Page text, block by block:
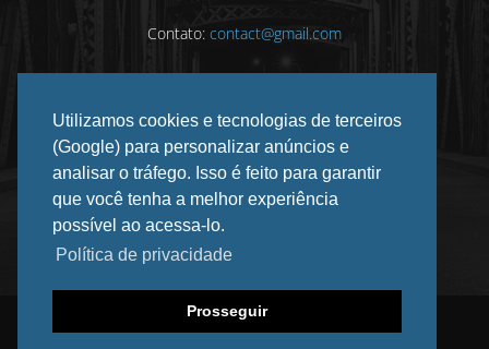
Utilizamos cookies e tecnologias de terceiros
(Google) para personalizar anúncios e
analisar o tráfego. Isso é feito para garantir
que você tenha a melhor experiência
possível ao acessa-lo.
Política de privacidade
Prosseguir
Contato: contact@gmail.com
SIGA-NOS
2026 DF INFORMADO. Todos os direitos reservados.